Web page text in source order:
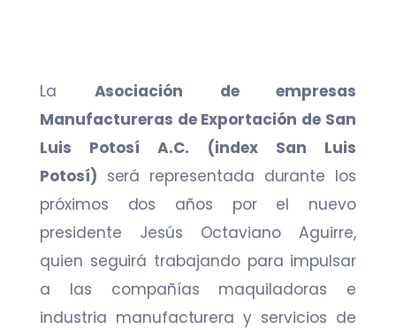
La Asociación de empresas
Manufactureras de Exportación de San
Luis Potosí A.C. (index San Luis
Potosí) será representada durante los
próximos dos años por el nuevo
presidente Jesús Octaviano Aguirre,
quien seguirá trabajando para impulsar
a las compañías maquiladoras e
industria manufacturera y servicios de